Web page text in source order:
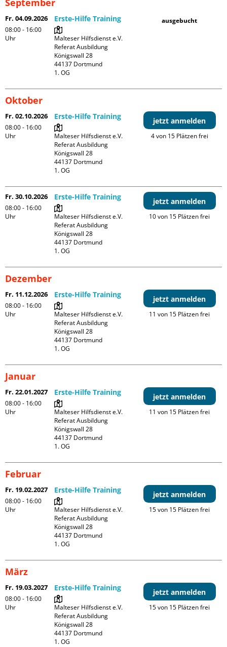
September
Fr. 04.09.2026
08:00 - 16:00
Uhr
Erste-Hilfe Training
Malteser Hilfsdienst e.V.
Referat Ausbildung
Königswall 28
44137 Dortmund
1. OG
ausgebucht
Oktober
Fr. 02.10.2026
08:00 - 16:00
Uhr
Erste-Hilfe Training
Malteser Hilfsdienst e.V.
Referat Ausbildung
Königswall 28
44137 Dortmund
1. OG
jetzt anmelden
4 von 15 Plätzen frei
Fr. 30.10.2026
08:00 - 16:00
Uhr
Erste-Hilfe Training
Malteser Hilfsdienst e.V.
Referat Ausbildung
Königswall 28
44137 Dortmund
1. OG
jetzt anmelden
10 von 15 Plätzen frei
Dezember
Fr. 11.12.2026
08:00 - 16:00
Uhr
Erste-Hilfe Training
Malteser Hilfsdienst e.V.
Referat Ausbildung
Königswall 28
44137 Dortmund
1. OG
jetzt anmelden
11 von 15 Plätzen frei
Januar
Fr. 22.01.2027
08:00 - 16:00
Uhr
Erste-Hilfe Training
Malteser Hilfsdienst e.V.
Referat Ausbildung
Königswall 28
44137 Dortmund
1. OG
jetzt anmelden
11 von 15 Plätzen frei
Februar
Fr. 19.02.2027
08:00 - 16:00
Uhr
Erste-Hilfe Training
Malteser Hilfsdienst e.V.
Referat Ausbildung
Königswall 28
44137 Dortmund
1. OG
jetzt anmelden
15 von 15 Plätzen frei
März
Fr. 19.03.2027
08:00 - 16:00
Uhr
Erste-Hilfe Training
Malteser Hilfsdienst e.V.
Referat Ausbildung
Königswall 28
44137 Dortmund
1. OG
jetzt anmelden
15 von 15 Plätzen frei